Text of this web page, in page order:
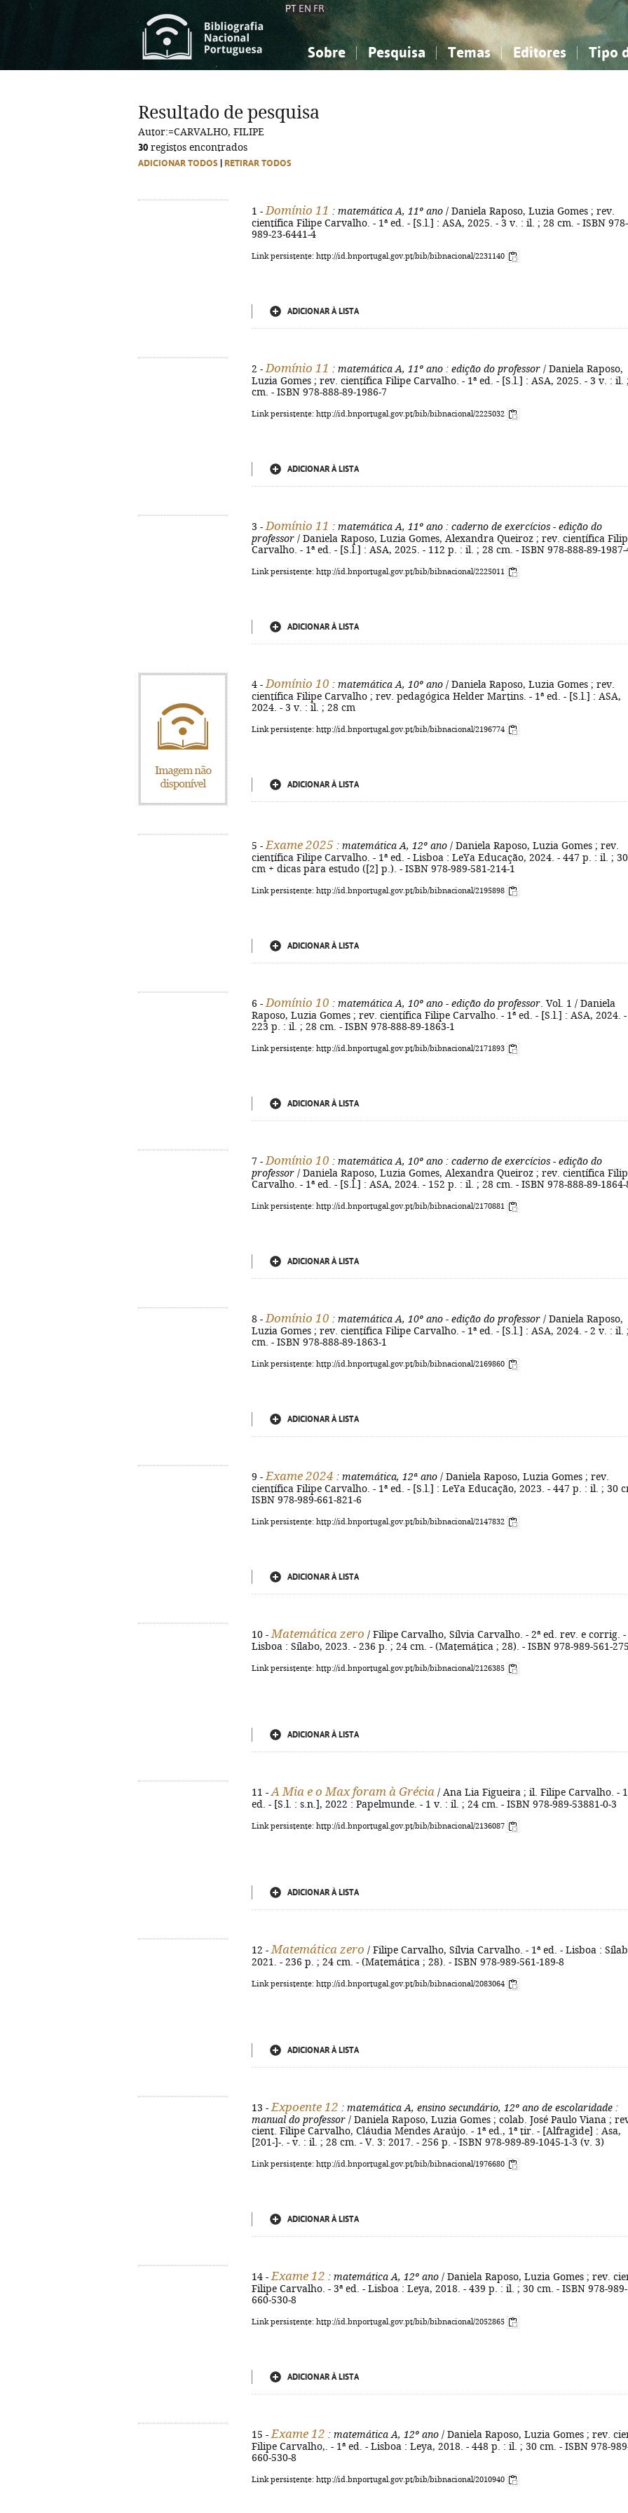
PT EN FR
Sobre Pesquisa Temas
Ciências sociais...
Editores Tipo
Ciências sociais...
Resultado de pesquisa
Autor:=CARVALHO, FILIPE
30 registos encontrados
ADICIONAR TODOS RETIRAR TODOS
1 - Domínio 11 : matemática A, 11º ano / Daniela Raposo, Luzia Gomes ; rev.
científica Filipe Carvalho. - 1ª ed. - [S.l.] : ASA, 2025. - 3 v. : il. ; 28 cm. - ISBN 978-
989-23-6441-4
Link persistente: http://id.bnportugal.gov.pt/bib/bibnacional/2231140
ADICIONAR À LISTA
2 - Domínio 11 : matemática A, 11º ano : edição do professor / Daniela Raposo,
Luzia Gomes ; rev. científica Filipe Carvalho. - 1ª ed. - [S.l.] : ASA, 2025. - 3 v. : il.
cm. - ISBN 978-888-89-1986-7
Link persistente: http://id.bnportugal.gov.pt/bib/bibnacional/2225032
ADICIONAR À LISTA
3 - Domínio 11 : matemática A, 11º ano : caderno de exercícios - edição do
professor / Daniela Raposo, Luzia Gomes, Alexandra Queiroz ; rev. científica
Carvalho. - 1ª ed. - [S.l.] : ASA, 2025. - 112 p. : il. ; 28 cm. - ISBN 978-888-89-1987-
Link persistente: http://id.bnportugal.gov.pt/bib/bibnacional/2225011
ADICIONAR À LISTA
4 - Domínio 10 : matemática A, 10º ano / Daniela Raposo, Luzia Gomes ; rev.
científica Filipe Carvalho ; rev. pedagógica Helder Martins. - 1ª ed. - [S.l.] : ASA,
2024. - 3 v. : il. ; 28 cm
Link persistente: http://id.bnportugal.gov.pt/bib/bibnacional/2196774
ADICIONAR À LISTA
5 - Exame 2025 : matemática A, 12º ano / Daniela Raposo, Luzia Gomes ; rev.
científica Filipe Carvalho. - 1ª ed. - Lisboa : LeYa Educação, 2024. - 447 p. : il. ; 30
cm + dicas para estudo ([2] p.). - ISBN 978-989-581-214-1
Link persistente: http://id.bnportugal.gov.pt/bib/bibnacional/2195898
ADICIONAR À LISTA
6 - Domínio 10 : matemática A, 10º ano - edição do professor . Vol. 1 / Daniela
Raposo, Luzia Gomes ; rev. científica Filipe Carvalho. - 1ª ed. - [S.l.] : ASA, 2024. -
223 p. : il. ; 28 cm. - ISBN 978-888-89-1863-1
Link persistente: http://id.bnportugal.gov.pt/bib/bibnacional/2171893
ADICIONAR À LISTA
7 - Domínio 10 : matemática A, 10º ano : caderno de exercícios - edição do
professor / Daniela Raposo, Luzia Gomes, Alexandra Queiroz ; rev. científica
Carvalho. - 1ª ed. - [S.l.] : ASA, 2024. - 152 p. : il. ; 28 cm. - ISBN 978-888-89-1864-
Link persistente: http://id.bnportugal.gov.pt/bib/bibnacional/2170881
ADICIONAR À LISTA
8 - Domínio 10 : matemática A, 10º ano - edição do professor / Daniela Raposo,
Luzia Gomes ; rev. científica Filipe Carvalho. - 1ª ed. - [S.l.] : ASA, 2024. - 2 v. : il.
cm. - ISBN 978-888-89-1863-1
Link persistente: http://id.bnportugal.gov.pt/bib/bibnacional/2169860
ADICIONAR À LISTA
9 - Exame 2024 : matemática, 12ª ano / Daniela Raposo, Luzia Gomes ; rev.
científica Filipe Carvalho. - 1ª ed. - [S.l.] : LeYa Educação, 2023. - 447 p. : il. ; 30
ISBN 978-989-661-821-6
Link persistente: http://id.bnportugal.gov.pt/bib/bibnacional/2147832
ADICIONAR À LISTA
10 - Matemática zero / Filipe Carvalho, Sílvia Carvalho. - 2ª ed. rev. e corrig. -
Lisboa : Sílabo, 2023. - 236 p. ; 24 cm. - (Matemática ; 28). - ISBN 978-989-561-
Link persistente: http://id.bnportugal.gov.pt/bib/bibnacional/2126385
ADICIONAR À LISTA
11 - A Mia e o Max foram à Grécia / Ana Lia Figueira ; il. Filipe Carvalho. -
ed. - [S.l. : s.n.], 2022 : Papelmunde. - 1 v. : il. ; 24 cm. - ISBN 978-989-53881-0-3
Link persistente: http://id.bnportugal.gov.pt/bib/bibnacional/2136087
ADICIONAR À LISTA
12 - Matemática zero / Filipe Carvalho, Sílvia Carvalho. - 1ª ed. - Lisboa :
2021. - 236 p. ; 24 cm. - (Matemática ; 28). - ISBN 978-989-561-189-8
Link persistente: http://id.bnportugal.gov.pt/bib/bibnacional/2083064
ADICIONAR À LISTA
13 - Expoente 12 : matemática A, ensino secundário, 12º ano de escolaridade :
manual do professor / Daniela Raposo, Luzia Gomes ; colab. José Paulo Viana ;
cient. Filipe Carvalho, Cláudia Mendes Araújo. - 1ª ed., 1ª tir. - [Alfragide] : Asa,
[201-]-. - v. : il. ; 28 cm. - V. 3: 2017. - 256 p. - ISBN 978-989-89-1045-1-3 (v. 3)
Link persistente: http://id.bnportugal.gov.pt/bib/bibnacional/1976680
ADICIONAR À LISTA
14 - Exame 12 : matemática A, 12º ano / Daniela Raposo, Luzia Gomes ; rev.
Filipe Carvalho. - 3ª ed. - Lisboa : Leya, 2018. - 439 p. : il. ; 30 cm. - ISBN 978-989-
660-530-8
Link persistente: http://id.bnportugal.gov.pt/bib/bibnacional/2052865
ADICIONAR À LISTA
15 - Exame 12 : matemática A, 12º ano / Daniela Raposo, Luzia Gomes ; rev.
Filipe Carvalho,. - 1ª ed. - Lisboa : Leya, 2018. - 448 p. : il. ; 30 cm. - ISBN 978-
660-530-8
Link persistente: http://id.bnportugal.gov.pt/bib/bibnacional/2010940